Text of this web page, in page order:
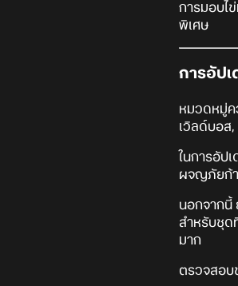
การมอบไ
พิเศษ
การอัปเ
หมวดหมู่ค
เวิลด์บอส,
ในการอัป
ผจญภัยก้า
นอกจากนี้
สำหรับชุด
มาก
ตรวจสอบ